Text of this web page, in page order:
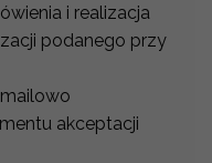
i realizacja
podanego przy
akceptacji